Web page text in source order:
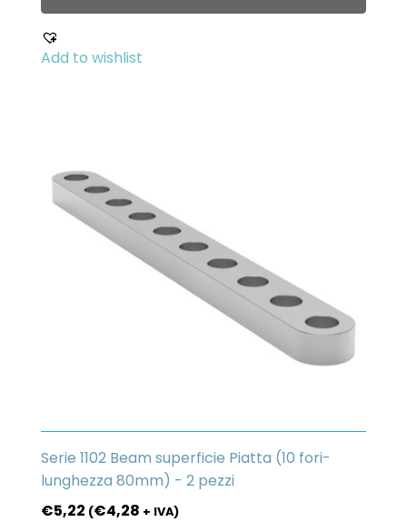
Add to wishlist
Serie 1102 Beam superficie Piatta (10 fori-
lunghezza 80mm) - 2 pezzi
€5,22 (€4,28 + IVA)